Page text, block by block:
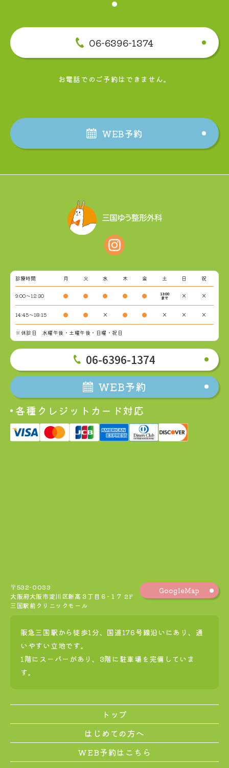
06-6396-1374
お電話でのご予約はできません。
WEB予約
診療時間 月 火 水 木 金 土 日 祝
9:00～12:30 ● ● ● ● ●
13:00
まで
× ×
14:45～18:15 ● ● × ● ● × × ×
※休診日 水曜午後・土曜午後・日曜・祝日
06-6396-1374
WEB予約
各種クレジットカード対応
〒532-0033
大阪府大阪市淀川区新高３丁目６−１７ 2F
三国駅前クリニックモール
GoogleMap
阪急三国駅から徒歩1分、国道176号線沿いにあり、通
いやすい立地です。
1階にスーパーがあり、3階に駐車場を完備していま
す。
トップ
はじめての方へ
WEB予約はこちら